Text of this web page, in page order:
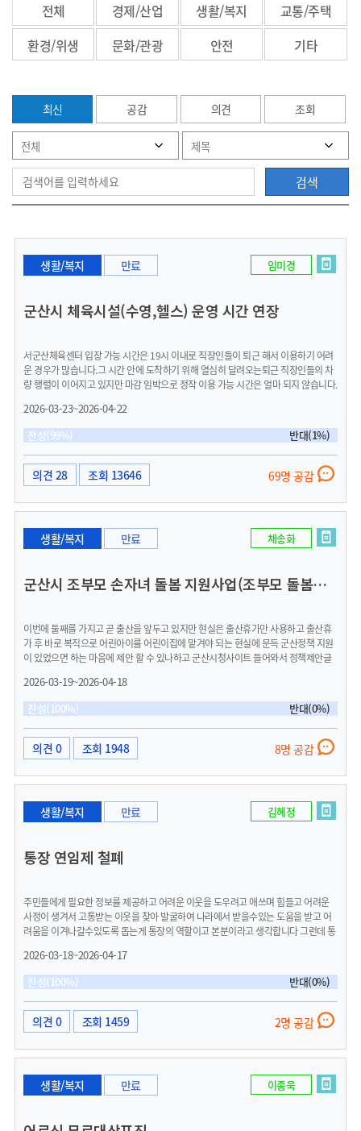
전체 경제/산업 생활/복지
교통/주택
환경/위생
문화/관광 안전 기타
최신 공감 의견 조회
검색
생활/복지 만료 임미경
군산시 체육시설(수영,헬스) 운영 시간 연장
서군산체육센터 입장 가능 시간은 19시 이내로 직장인들이 퇴근 해서 이용하기 어려
운 경우가 많습니다.그 시간 안에 도착하기 위해 열심히 달려오는퇴근 직장인들의 차
량 행렬이 이어지고 있지만 마감 임박으로 정작 이용 가능 시간은 얼마 되지 않습니다.
간이 짧아진 이용시간이지만 퇴근 후 이용자들은 19:30분에 장내에서 퇴수 해야 하기
에 2시간 이용도 불가능합니다.(18시 퇴근자들은 도착하여 입장하는 경우 샤워실 이
용시간 빼면 운동 가능시간 1시간도 안되어 많은 회원들이 아쉬워하는부분)이 마저도
수영장 이용자들은 과밀화로 수영장에서 영법을 하기가 어렵고 목욕탕 수준의 수준의
밀집시간대엔 불편이 많습니다.(헬스장은 머신 뒤로 줄 서 있는경우도 많음)수영장.헬
스장이 부족하고 입장 가능시간이 19시로제한적이기에 동 시간대에 더 몰릴수밖에
없고짧은시간 주어진 불편한 운동이나마어떻게든 건강을 위해 해보고자동시간대로
몰리기 때문에 과밀화로 인해 안전상의 우려(줄줄이 영법을 하며 안전거리확보가 어
려운 경우 빈번) 저녁 운영시간이 20시(19시입장마감)로 짧다보니 수 많은 직장인들
이 출근 전 시간에도 많이 이용하기에 새벽 또한 과밀화가 심각하다고 합니다.(실제
두곳 반영)이 있고 접근성도 좋지만 과밀화가 많이 해소 되어 여유로운 운동이 가능합
나홍보부족한 상황에서도 이용자들이 있는 상황이었으며 회원들이 집계 한 결과
19:30~19:50 이용자수 지속적 파악시 적은 인원이 아니었음/더 많을 경우 이용자 입
장에서보면 레인 적정 인원 초과로 불편한 상황--->시범운영에 대한 이용자들 평가:
'집계결과 저조함은' 실제와 맞지 않다 /시범운영기간도 너무 짧아서 형식적이었다,
군산시는 시민의 불편함 호소에도 불구하고 수익에만 급급한 것이냐는 평)수영, 헬스
,gx에 대한 관심 연령은 낮아지고, 수명연장에 따라 항후 운동시설 이용자수 증가 불
가피 , 또한 앞으로 군산 관내 근로자수 증가에 따라 체육시설의 확충(월명수영장 건
립)이 시급하고, 수년전부터 시간 연장 관련 1600여명 서명 참여자분들의 의견을 다
시 모아 밤10시로 연장 해 줄 것을 제안합니다 (회당 이용시간 3시간으로 전환포함) -
건강이 최우선입니다. 시민이 건강해야 도시가 건강합니다. 청년들과 군산을 찾아온
근로자들이 건강하게 살기 좋은 도시라고 느끼며 떠나지 않고 터를 잡고 살 수 있도록
건강하고 행복한 삶을 영위 할 수 있는 밑거름이 될 것입니다.일시적인 연장 운영은 운
동 시간대를 지속적으로 바꾸기 어려운 상황에서 실효성이 없으니 장기적인 정책으로
2026-03-23~2026-04-22
찬성(99%)
반대(1%)
의견 28 조회 13646 69명 공감
생활/복지 만료 채송화
군산시 조부모 손자녀 돌봄 지원사업(조부모 돌봄수당) 도입 제안
이번에 둘째를 가지고 곧 출산을 앞두고 있지만 현실은 출산휴가만 사용하고 출산휴
가 후 바로 복직으로 어린아이를 어린이집에 맡겨야 되는 현실에 문득 군산정책 지원
이 있었으면 하는 마음에 제안 할 수 있나하고 군산시청사이트 들어와서 정책제안글
안까지 작성된 부분이있어서 똑같이 글을 올립니다,적극적으로 참고해주시면 좋겠습
니다. 현재 맞벌이 가정 증가 및 보육 공백 문제로 인해 조부모가 손자녀를 돌보는 사
례가 지속적으로 증가하고 있습니다. 그러나 조부모 돌봄은 대부분 무급으로 이루어
지고 있으며, 이에 대한 제도적 지원은 미비한 실정입니다.이에 군산시 차원의 조부모
돌봄 지원사업 도입을 제안드립니다. 현황 및 문제점:맞벌이 및 한부모 가정 증가로 인
한 돌봄 수요 확대어린이집 대기 및 긴급 보육 공백 발생조부모의 무보수 돌봄 지속으
로 인한 경제적·신체적 부담출산율 저하 속 양육 지원 정책 다양화 필요 제안 내용:일
정 요건 충족 시 조부모에게 월 일정 금액(예: 20~30만원) 돌봄수당 지급대상: 군산시
거주 가정 중 만 0~5세 아동을 일정 시간 이상 돌보는 조부모조건: 간단한 아동 안전
교육 이수 및 돌봄시간 확인 절차 마련시범사업 형태로 1년간 운영 후 효과 분석 기대
례:전남 순천시에서는 조부모 손자녀 돌봄 지원사업을 운영 중이며, 긍정적인 평가를
습니다. 군산시가 선제적으로 제도화하여 시민 체감형 출산·양육 정책을 확대해 주시
기를 요청드립니다. 감사합니다.
2026-03-19~2026-04-18
찬성(100%)
반대(0%)
의견 0 조회 1948 8명 공감
생활/복지 만료 김혜정
통장 연임제 철폐
주민들에게 필요한 정보를 제공하고 어려운 이웃을 도우려고 애쓰며 힘들고 어려운
사정이 생겨서 고통받는 이웃을 찾아 발굴하여 나라에서 받을수있는 도움을 받고 어
려움을 이겨나갈수있도록 돕는게 통장의 역할이고 본분이라고 생각합니다 그런데 통
니 부정부패가 일어날수밖에 없습니다 무조건 시간만 지나면 돈이 따박따박 나오니
주변에 어려운 사람이 있는지도 알아보려하지않고 싸인받는것도 직접 본인한테 싸인
받지않고 통장이 자기맘대로 임으로 싸인해서 제출하고 하는 일들을 자주 목도하지만
그걸 일일이 주민센터에다 말할수도 없고 그렇게 통장의 비리에대해 얘기해도 신경도
쓰지않습니다 열리신문같은것도 5년전쯤에는 아파트 엘리베이터 입구마다 다 조금
씩이라도 갖다놔줘서 필요한 사람이 가져다가 시정소식 같은거라도 보고 좋은 소식
있으면 지인들에게 야기도해주고 했는데 요즘 3,4년 전부턴 아예 열린신문은 그림자
도 볼수가 없습니다 한부도 갖다놓질 않습니다 통장이 하는 일이 무엇인지? 수급자들
나눠주는 몇달에 한번 나오는 쓰레기봉투나 목욕티켓 같은거나 나눠주지 오래된 똥장
들은 인구조사 할때 싸인도 받으러 오지않습니다 통장 스스로 알아서 주민들 싸인을
2026-03-18~2026-04-17
찬성(100%)
반대(0%)
의견 0 조회 1459 2명 공감
생활/복지 만료 이종욱